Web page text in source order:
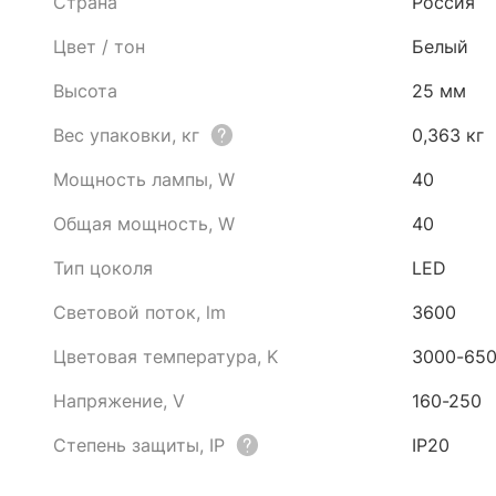
Цвет / тон
Белый
Высота
25 мм
Вес упаковки, кг
0,363 кг
Мощность лампы, W
40
Общая мощность, W
40
Тип цоколя
LED
Световой поток, lm
3600
Цветовая температура, K
3000-
Напряжение, V
160-250
Степень защиты, IP
IP20